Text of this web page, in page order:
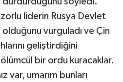
zorlu liderin Rusya Devlet
olduğunu vurguladı ve Çin
geliştirdiğini
bir ordu kuracaklar.
var, umarım bunları